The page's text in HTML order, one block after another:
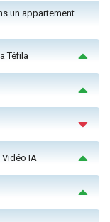
un appartement
Téfila
Vidéo IA